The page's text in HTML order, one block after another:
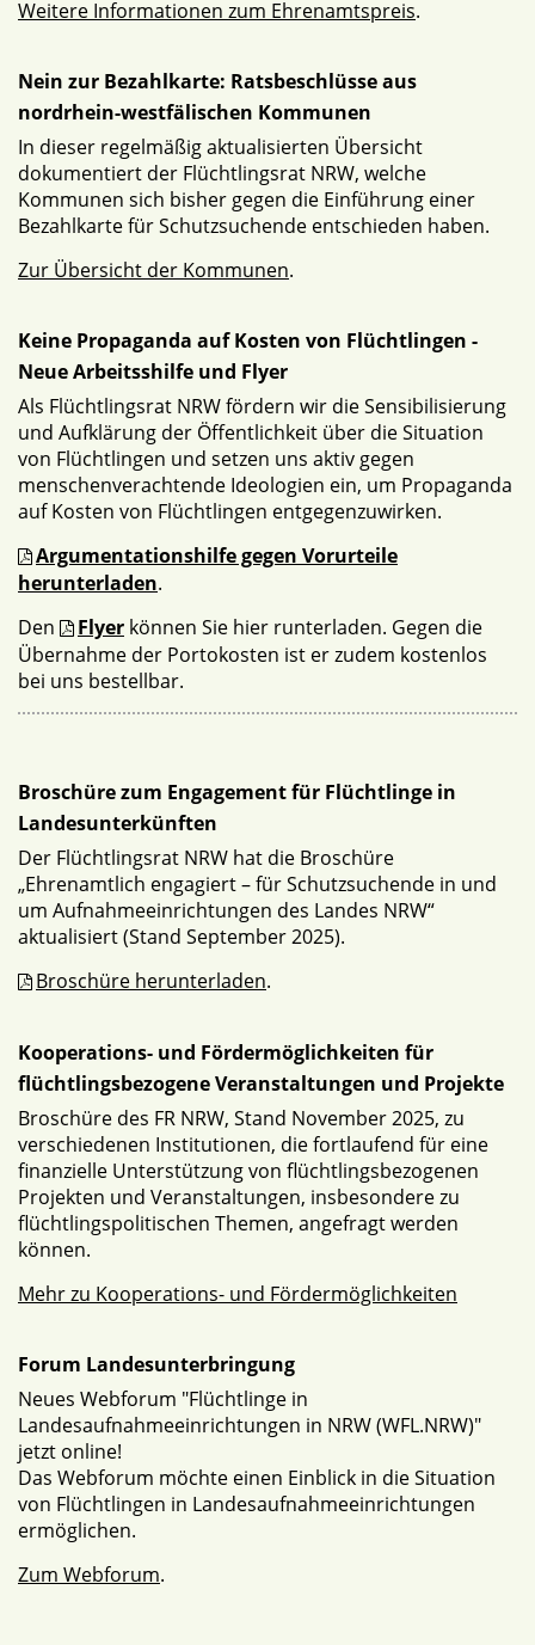
Weitere Informationen zum Ehrenamtspreis.
Nein zur Bezahlkarte: Ratsbeschlüsse aus
nordrhein-westfälischen Kommunen
In dieser regelmäßig aktualisierten Übersicht
dokumentiert der Flüchtlingsrat NRW, welche
Kommunen sich bisher gegen die Einführung einer
Bezahlkarte für Schutzsuchende entschieden haben.
Zur Übersicht der Kommunen.
Keine Propaganda auf Kosten von Flüchtlingen -
Neue Arbeitsshilfe und Flyer
Als Flüchtlingsrat NRW fördern wir die Sensibilisierung
und Aufklärung der Öffentlichkeit über die Situation
von Flüchtlingen und setzen uns aktiv gegen
menschenverachtende Ideologien ein, um Propaganda
auf Kosten von Flüchtlingen entgegenzuwirken.
Argumentationshilfe gegen Vorurteile
herunterladen.
Den
Flyer können Sie hier runterladen. Gegen die
Übernahme der Portokosten ist er zudem kostenlos
bei uns bestellbar.
Broschüre zum Engagement für Flüchtlinge in
Landesunterkünften
Der Flüchtlingsrat NRW hat die Broschüre
„Ehrenamtlich engagiert – für Schutzsuchende in und
um Aufnahmeeinrichtungen des Landes NRW“
aktualisiert (Stand September 2025).
Broschüre herunterladen.
Kooperations- und Fördermöglichkeiten für
flüchtlingsbezogene Veranstaltungen und Projekte
Broschüre des FR NRW, Stand November 2025, zu
verschiedenen Institutionen, die fortlaufend für eine
finanzielle Unterstützung von flüchtlingsbezogenen
Projekten und Veranstaltungen, insbesondere zu
flüchtlingspolitischen Themen, angefragt werden
können.
Mehr zu Kooperations- und Fördermöglichkeiten
Forum Landesunterbringung
Neues Webforum "Flüchtlinge in
Landesaufnahmeeinrichtungen in NRW (WFL.NRW)"
jetzt online!
Das Webforum möchte einen Einblick in die Situation
von Flüchtlingen in Landesaufnahmeeinrichtungen
ermöglichen.
Zum Webforum.